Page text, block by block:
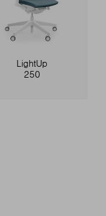
LightUp
250